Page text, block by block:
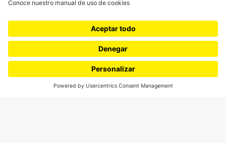
CONTÁCTANOS
cerosetenta@uniandes.edu.co